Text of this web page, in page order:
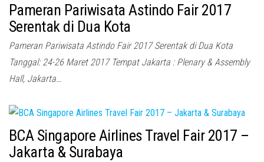
Pameran Pariwisata Astindo Fair 2017
Serentak di Dua Kota
Pameran Pariwisata Astindo Fair 2017 Serentak di Dua Kota
Tanggal: 24-26 Maret 2017 Tempat Jakarta : Plenary & Assembly
Hall, Jakarta…
BCA Singapore Airlines Travel Fair 2017 –
Jakarta & Surabaya